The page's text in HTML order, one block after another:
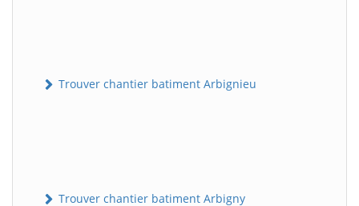
Trouver chantier batiment Arbignieu
Trouver chantier batiment Arbigny